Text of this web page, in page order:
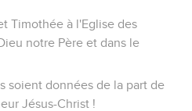
Timothée à l'Eglise des
notre Père et dans le
soient données de la part de
Jésus-Christ !